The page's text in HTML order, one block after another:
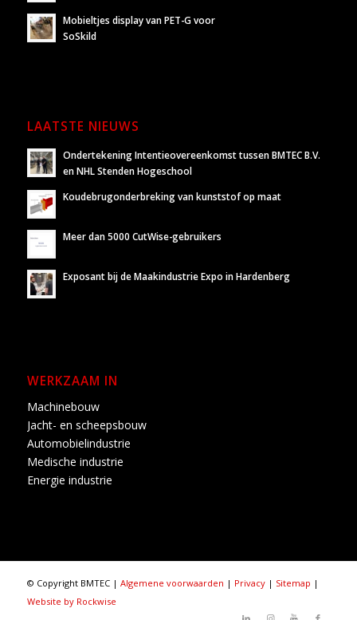
Mobieltjes display van PET-G voor
SoSkild
LAATSTE NIEUWS
Ondertekening Intentieovereenkomst tussen BMTEC B.V.
en NHL Stenden Hogeschool
Koudebrugonderbreking van kunststof op maat
Meer dan 5000 CutWise-gebruikers
Exposant bij de Maakindustrie Expo in Hardenberg
WERKZAAM IN
Machinebouw
Jacht- en scheepsbouw
Automobielindustrie
Medische industrie
Energie industrie
© Copyright BMTEC | Algemene voorwaarden | Privacy| Sitemap |
Website by Rockwise